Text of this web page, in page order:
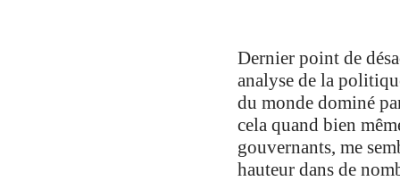
Dernier point de
analyse de la
du monde dominé
cela quand bien
gouvernants, me
hauteur dans de